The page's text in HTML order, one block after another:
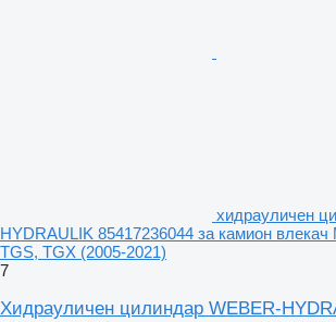
хидрауличен
HYDRAULIK 85417236044 за камион
TGS, TGX (2005-2021)
7
Хидрауличен цилиндар WEBER-